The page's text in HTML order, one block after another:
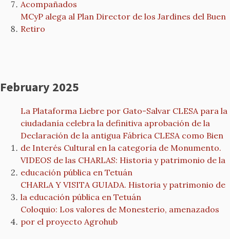
Acompañados
MCyP alega al Plan Director de los Jardines del Buen
Retiro
February 2025
La Plataforma Liebre por Gato-Salvar CLESA para la
ciudadanía celebra la definitiva aprobación de la
Declaración de la antigua Fábrica CLESA como Bien
de Interés Cultural en la categoría de Monumento.
VIDEOS de las CHARLAS: Historia y patrimonio de la
educación pública en Tetuán
CHARLA Y VISITA GUIADA. Historia y patrimonio de
la educación pública en Tetuán
Coloquio: Los valores de Monesterio, amenazados
por el proyecto Agrohub